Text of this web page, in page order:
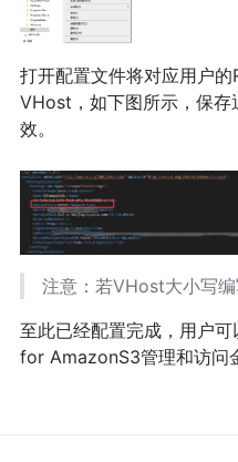
打开配置文件将对应用户
VHost，如下图所示，保
效。
注意：若VHost大小写
至此已经配置完成，用户
for AmazonS3管理和访问